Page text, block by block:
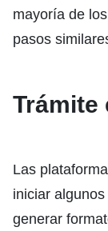
mayoría de
pasos
Trámite
Las
iniciar
generar